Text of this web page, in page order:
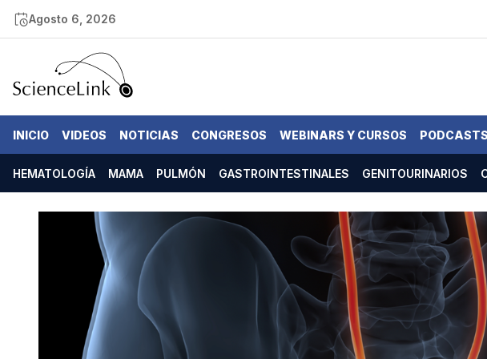
Agosto 6, 2026
INICIO VIDEOS NOTICIAS CONGRESOS WEBINARS Y CURSOS PODCASTS
HEMATOLOGÍA MAMA PULMÓN GASTROINTESTINALES GENITOURINARIOS